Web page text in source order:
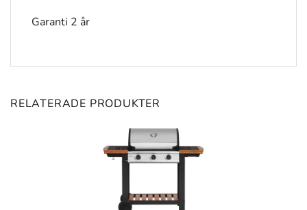
Garanti 2 år
RELATERADE PRODUKTER